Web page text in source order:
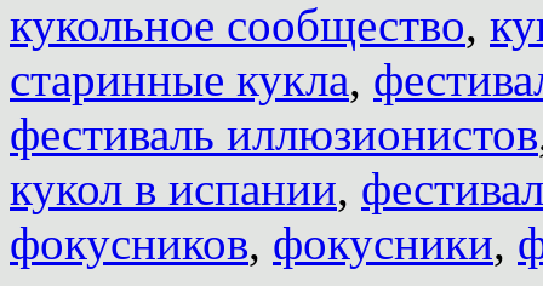
кукольное сообщество,
старинные кукла,
фестиваль иллюзионистов
кукол в испании,
фокусников, фокусники,